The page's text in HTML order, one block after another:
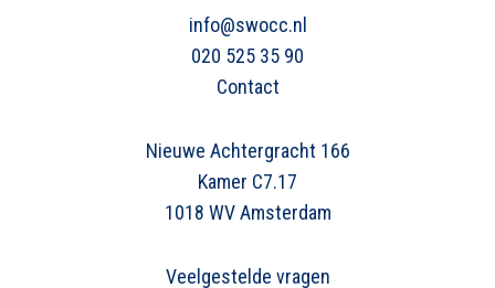
info@swocc.nl
020 525 35 90
Contact
Nieuwe Achtergracht 166
Kamer C7.17
1018 WV Amsterdam
Veelgestelde vragen